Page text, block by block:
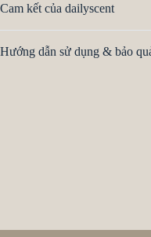
Cam kết của dailyscent
Hướng dẫn sử dụng & bảo